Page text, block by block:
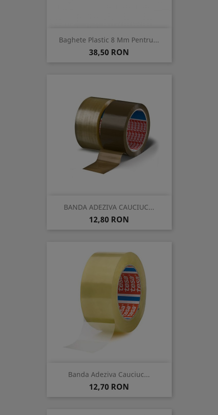
Baghete Plastic 8 Mm Pentru...
Pret
38,50 RON
BANDA ADEZIVA CAUCIUC...
Pret
12,80 RON
Banda Adeziva Cauciuc...
Pret
12,70 RON